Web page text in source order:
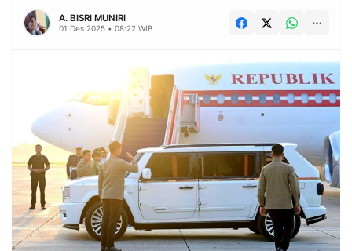
EDITORIAL AKSARA
NASIONAL
SPORT
INFORMASI
PRIVACY
POLICY
BERITA
WARGA
INFORMASI
IKLAN
KIRIM
TULISAN
A. BISRI MUNIRI
01 Des 2025 • 08:22 WIB